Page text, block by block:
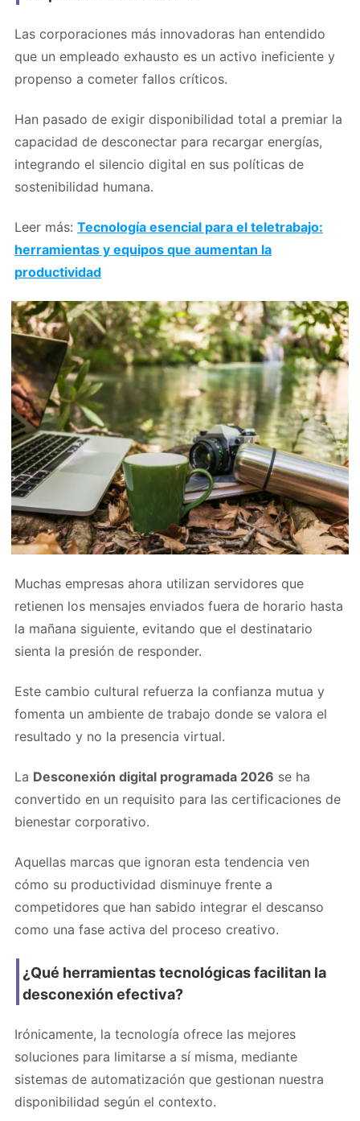
Las corporaciones más innovadoras han entendido
que un empleado exhausto es un activo ineficiente y
propenso a cometer fallos críticos.
Han pasado de exigir disponibilidad total a premiar la
capacidad de desconectar para recargar energías,
integrando el silencio digital en sus políticas de
sostenibilidad humana.
Leer más: Tecnología esencial para el teletrabajo:
herramientas y equipos que aumentan la
productividad
Muchas empresas ahora utilizan servidores que
retienen los mensajes enviados fuera de horario hasta
la mañana siguiente, evitando que el destinatario
sienta la presión de responder.
Este cambio cultural refuerza la confianza mutua y
fomenta un ambiente de trabajo donde se valora el
resultado y no la presencia virtual.
La Desconexión digital programada 2026 se ha
convertido en un requisito para las certificaciones de
bienestar corporativo.
Aquellas marcas que ignoran esta tendencia ven
cómo su productividad disminuye frente a
competidores que han sabido integrar el descanso
como una fase activa del proceso creativo.
¿Qué herramientas tecnológicas facilitan la
desconexión efectiva?
Irónicamente, la tecnología ofrece las mejores
soluciones para limitarse a sí misma, mediante
sistemas de automatización que gestionan nuestra
disponibilidad según el contexto.